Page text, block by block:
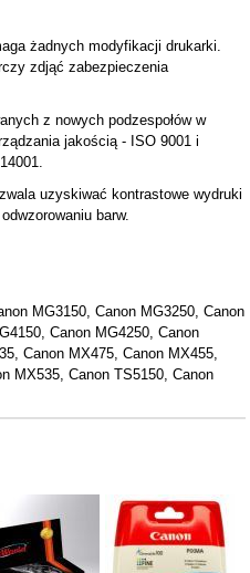
żadnych modyfikacji drukarki.
zdjąć zabezpieczenia
z nowych podzespołów w
jakością - ISO 9001 i
uzyskiwać kontrastowe wydruki
barw.
MG3150, Canon MG3250, Canon
Canon MG4250, Canon
Canon MX475, Canon MX455,
MX535, Canon TS5150, Canon